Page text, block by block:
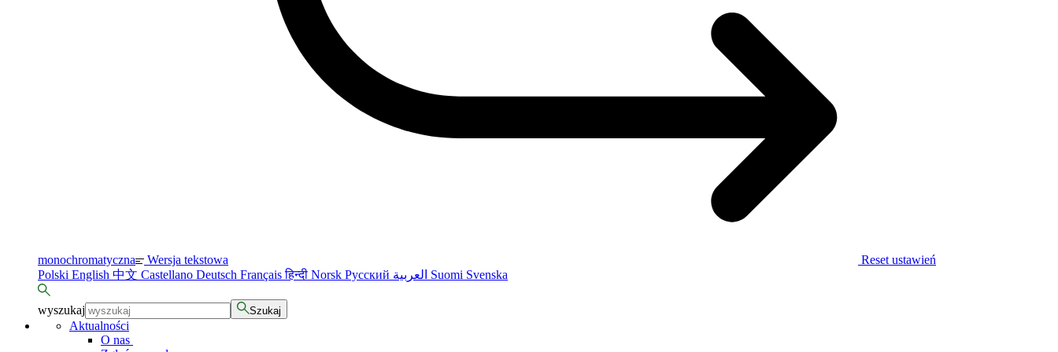
monochromatyczna Wersja tekstowa
Reset ustawień
Polski English 中文 Castellano Deutsch Françaisहिन्दी Norsk Русский Suomi Svenska
wyszukaj Szukaj
Aktualności
O nas